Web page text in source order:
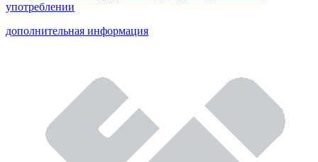
употреблении
дополнительная информация